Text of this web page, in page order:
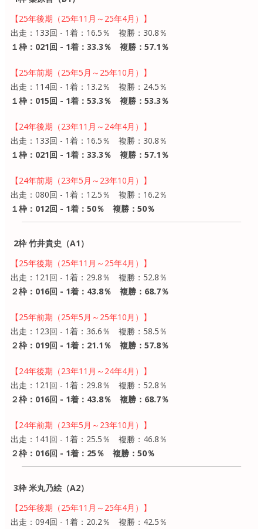
【25年後期（25年11月～25年4月）】
出走：133回 - 1着：16.5％ 複勝：30.8％
１枠：021回 - 1着：33.3％ 複勝：57.1％
【25年前期（25年5月～25年10月）】
出走：114回 - 1着：13.2％ 複勝：24.5％
１枠：015回 - 1着：53.3％ 複勝：53.3％
【24年後期（23年11月～24年4月）】
出走：133回 - 1着：16.5％ 複勝：30.8％
１枠：021回 - 1着：33.3％ 複勝：57.1％
【24年前期（23年5月～23年10月）】
出走：080回 - 1着：12.5％ 複勝：16.2％
１枠：012回 - 1着：50％ 複勝：50％
2枠 竹井貴史（A1）
【25年後期（25年11月～25年4月）】
出走：121回 - 1着：29.8％ 複勝：52.8％
２枠：016回 - 1着：43.8％ 複勝：68.7％
【25年前期（25年5月～25年10月）】
出走：123回 - 1着：36.6％ 複勝：58.5％
２枠：019回 - 1着：21.1％ 複勝：57.8％
【24年後期（23年11月～24年4月）】
出走：121回 - 1着：29.8％ 複勝：52.8％
２枠：016回 - 1着：43.8％ 複勝：68.7％
【24年前期（23年5月～23年10月）】
出走：141回 - 1着：25.5％ 複勝：46.8％
２枠：016回 - 1着：25％ 複勝：50％
3枠 米丸乃絵（A2）
【25年後期（25年11月～25年4月）】
出走：094回 - 1着：20.2％ 複勝：42.5％